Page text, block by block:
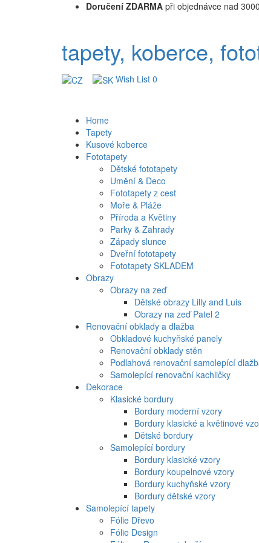
Doručení ZDARMA při objednávce nad
tapety, koberce,
Wish List 0
Home
Tapety
Kusové koberce
Fototapety
Dětské fototapety
Umění & Deco
Fototapety z cest
Moře & Pláže
Příroda a Květiny
Parky & Zahrady
Západy slunce
Dveřní fototapety
Fototapety SKLADEM
Obrazy
Obrazy na zeď
Dětské obrazy Lilly and Luis
Obrazy na zeď Patel 2
Renovační obklady a dlažba
Obkladové kuchyňské panely
Renovační obklady stěn
Podlahová renovační samolepící
Samolepící renovační kachličky
Dekorace
Klasické bordury
Bordury moderní vzory
Bordury klasické a květinové
Dětské bordury
Samolepící bordury
Bordury klasické vzory
Bordury koupelnové vzory
Bordury kuchyňské vzory
Bordury dětské vzory
Samolepící tapety
Fólie Dřevo
Fólie Design